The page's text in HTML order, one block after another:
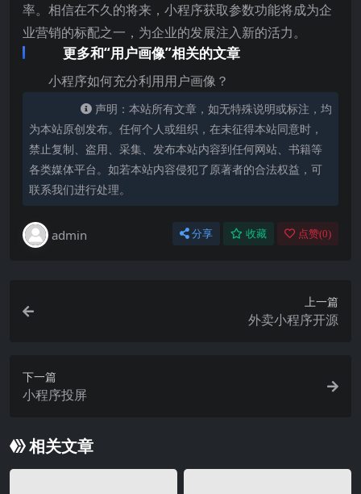
率。相信在不久的将来，小程序获取参数功能将成为企
业营销的标配之一，为企业的发展注入新的活力。
更多和“用户画像”相关的文章
小程序如何充分利用用户画像？
声明：本站所有文章，如无特殊说明或标注，均
为本站原创发布。任何个人或组织，在未征得本站同意时，
禁止复制、盗用、采集、发布本站内容到任何网站、书籍等
各类媒体平台。如若本站内容侵犯了原著者的合法权益，可
联系我们进行处理。
admin 分享 收藏 点赞(0)
上一篇
外卖小程序开源
下一篇
小程序投屏
相关文章